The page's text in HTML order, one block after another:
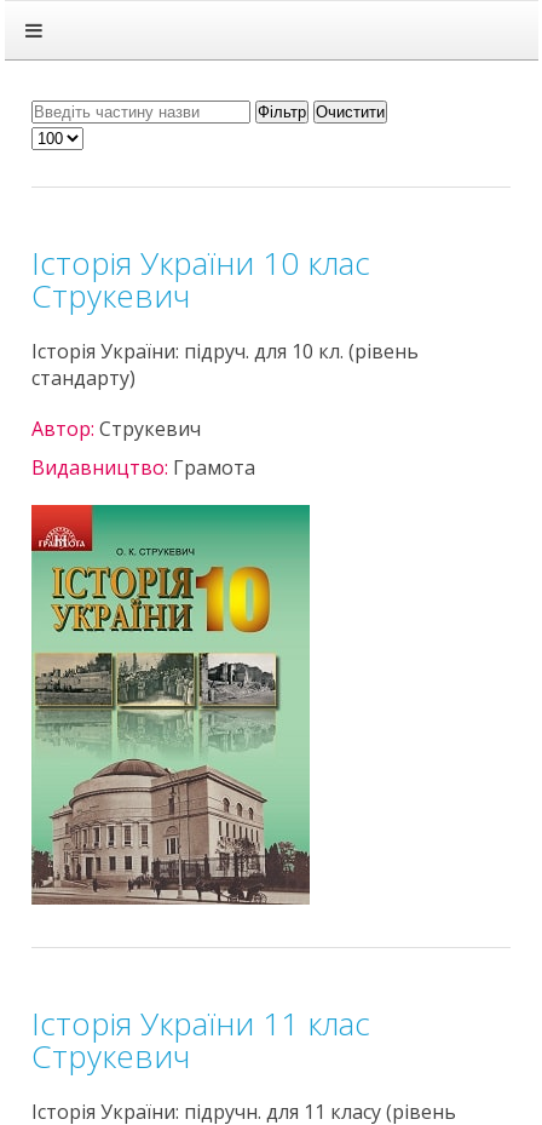
Підручники
ГДЗ
Статті
Зв'язок
Фільтр Очистити
Історія України 10 клас
Струкевич
Історія України: підруч. для 10 кл. (рівень
стандарту)
Автор: Струкевич
Видавництво: Грамота
Історія України 11 клас
Струкевич
Історія України: підручн. для 11 класу (рівень